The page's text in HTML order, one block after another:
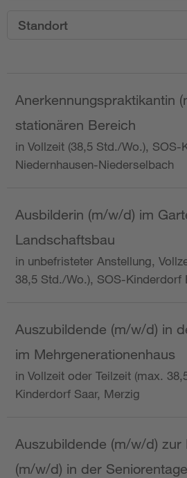
Standort
Anerkennungspraktikantin
stationären Bereich
in Vollzeit (38,5 Std./Wo.),
Niedernhausen-Niederselbach
Ausbilderin (m/w/d) im
Landschaftsbau
in unbefristeter Anstellung,
38,5 Std./Wo.), SOS-Kinderdorf
Auszubildende (m/w/d) in
im Mehrgenerationenhaus
in Vollzeit oder Teilzeit (max.
Kinderdorf Saar, Merzig
Auszubildende (m/w/d) zur
(m/w/d) in der